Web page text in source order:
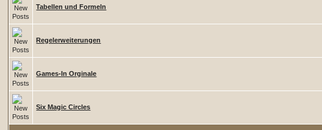
Tabellen und Formeln
Regelerweiterungen
Games-In Orginale
Six Magic Circles